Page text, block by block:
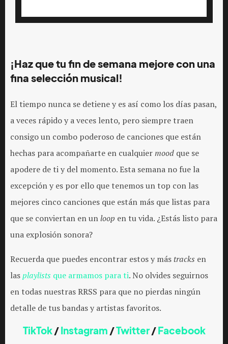
¡Haz que tu fin de semana mejore con una
fina selección musical!
El tiempo nunca se detiene y es así como los días pasan,
a veces rápido y a veces lento, pero siempre traen
consigo un combo poderoso de canciones que están
hechas para acompañarte en cualquiermood que se
apodere de ti y del momento. Esta semana no fue la
excepción y es por ello que tenemos un top con las
mejores cinco canciones que están más que listas para
que se conviertan en unloop en tu vida. ¿Estás listo para
una explosión sonora?
Recuerda que puedes encontrar estos y más tracks en
lasplaylists que armamos para ti. No olvides seguirnos
en todas nuestras RRSS para que no pierdas ningún
detalle de tus bandas y artistas favoritos.
TikTok/Instagram /Twitter/Facebook